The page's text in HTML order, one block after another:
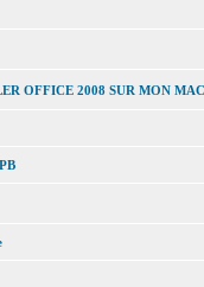
OFFICE 2008 SUR MON